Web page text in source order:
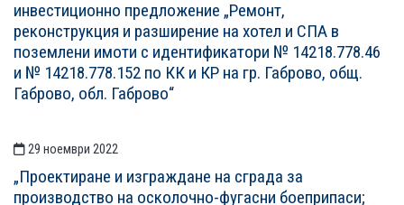
инвестиционно предложение „Ремонт,
реконструкция и разширение на хотел и СПА в
поземлени имоти с идентификатори № 14218.778.46
и № 14218.778.152 по КК и КР на гр. Габрово, общ.
Габрово, обл. Габрово“
29 ноември 2022
„Проектиране и изграждане на сграда за
производство на осколочно-фугасни боеприпаси;